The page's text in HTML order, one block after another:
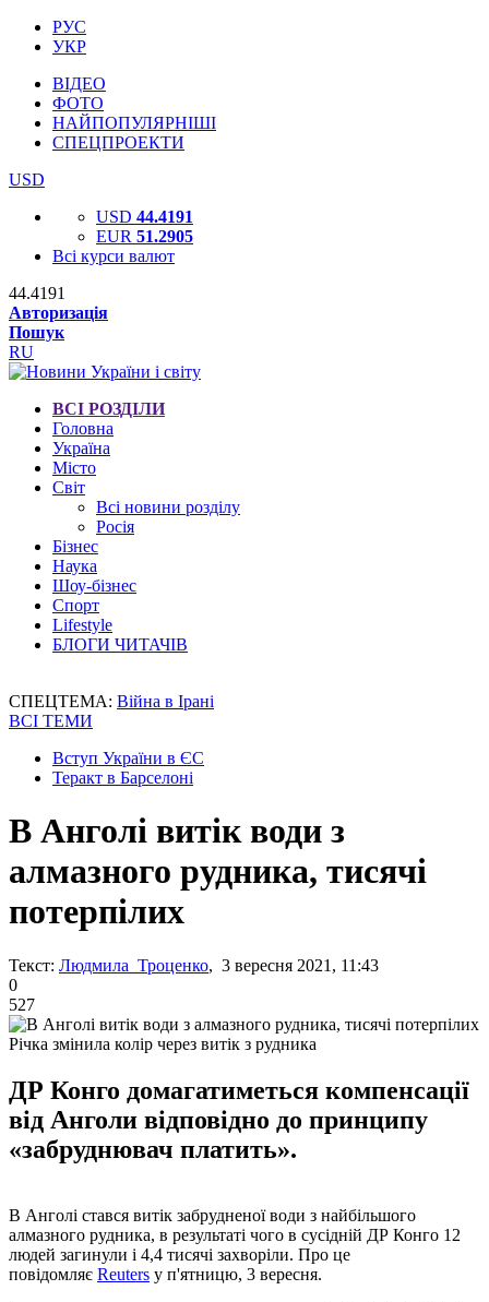
РУС
УКР
ВІДЕО
ФОТО
НАЙПОПУЛЯРНІШІ
СПЕЦПРОЕКТИ
USD
USD 44.4191
EUR 51.2905
Всі курси валют
44.4191
Авторизація
Пошук
RU
ВСІ РОЗДІЛИ
Головна
Україна
Місто
Світ
Всі новини розділу
Росія
Бізнес
Наука
Шоу-бізнес
Спорт
Lifestyle
БЛОГИ ЧИТАЧІВ
СПЕЦТЕМА: Війна в Ірані
ВСІ ТЕМИ
Вступ України в ЄС
Теракт в Барселоні
В Анголі витік води з
алмазного рудника, тисячі
потерпілих
Текст: Людмила Троценко, 3 вересня 2021, 11:43
0
527
Річка змінила колір через витік з рудника
ДР Конго домагатиметься компенсації
від Анголи відповідно до принципу
«забруднювач платить».
В Анголі стався витік забрудненої води з найбільшого
алмазного рудника, в результаті чого в сусідній ДР Конго 12
людей загинули і 4,4 тисячі захворіли. Про це
повідомляє Reuters у п'ятницю, 3 вересня.